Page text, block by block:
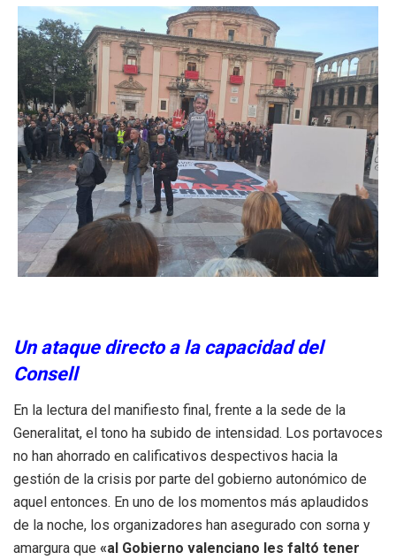
Un ataque directo a la capacidad del
Consell
En la lectura del manifiesto final, frente a la sede de la
Generalitat, el tono ha subido de intensidad. Los portavoces
no han ahorrado en calificativos despectivos hacia la
gestión de la crisis por parte del gobierno autonómico de
aquel entonces. En uno de los momentos más aplaudidos
de la noche, los organizadores han asegurado con sorna y
amargura que «al Gobierno valenciano les faltó tener